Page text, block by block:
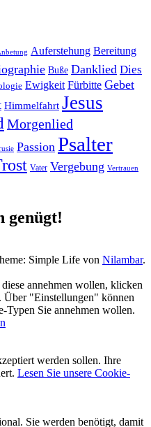
Auferstehung Bereitung
Buße Danklied Dies
Ewigkeit Fürbitte Gebet
Himmelfahrt Jesus
Morgenlied
Passion Psalter
Vater Vergebung Vertrauen
genügt!
Simple Life von Nilambar.
annehmen wollen, klicken
Über "Einstellungen" können
Typen Sie annehmen wollen.
werden sollen. Ihre
Lesen Sie unsere Cookie-
Sie werden benötigt, damit